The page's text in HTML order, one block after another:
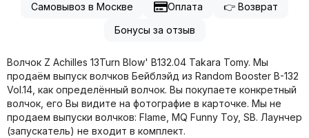
Самовывоз в Москве
Оплата
👉 Возврат
Бонусы за отзыв
Волчок Z Achilles 13Turn Blow' B132.04 Takara Tomy. Мы
продаём выпуск волчков Бейблэйд из Random Booster B-132
Vol.14, как определённый волчок. Вы покупаете конкретный
волчок, его Вы видите на фотографие в карточке. Мы не
продаем выпуски волчков: Flame, MQ Funny Toy, SB. Лаунчер
(запускатель) не входит в комплект.